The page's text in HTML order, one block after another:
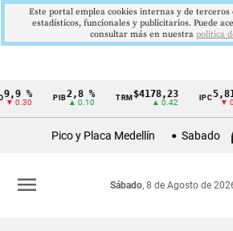
Cintillo
Colombia
PIB 2,8 %
▲ 0.10
TRM $4178,23
▲ 0.42
IPC 5,81 %
▼ 0.12
Pico y Placa Medellín Sabado
Sábado, 8 de Agosto de
menu
Este portal emplea cookies internas y de terceros
estadísticos, funcionales y publicitarios. Puede
consultar más en nuestra politica